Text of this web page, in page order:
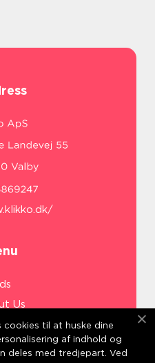
Us
til at huske dine
af indhold og
deles med tredjepart. Ved